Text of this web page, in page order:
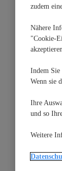
zudem
Nähere
"Cookie-
Indem Sie
Wenn sie
Ihre
und so
Weitere